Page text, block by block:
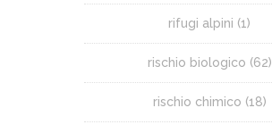
rifugi alpini (1)
rischio biologico (62)
rischio chimico (18)